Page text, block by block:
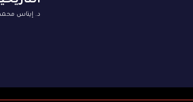
د. إيناس